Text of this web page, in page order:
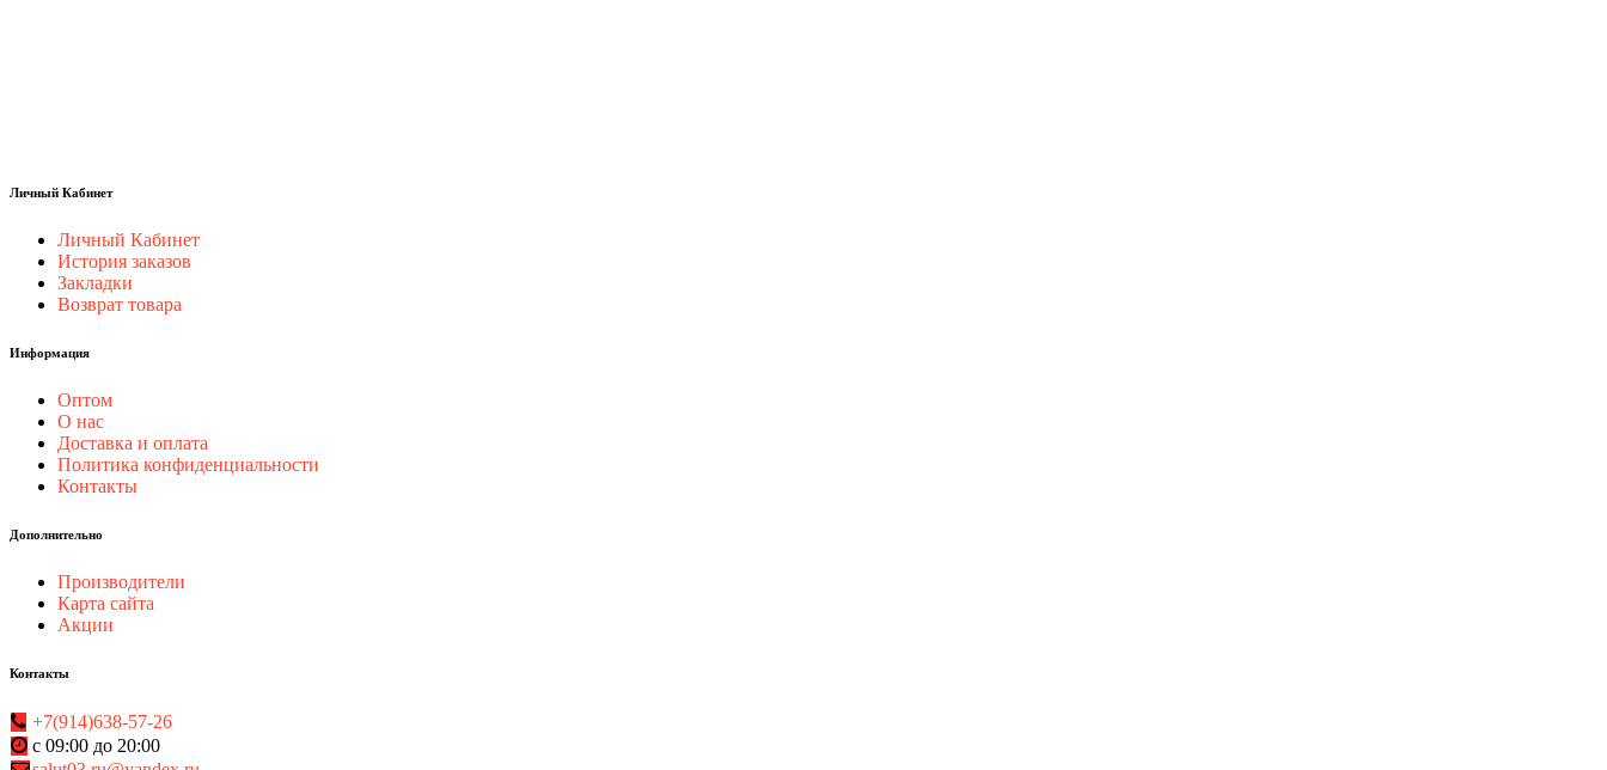
Личный Кабинет
Личный Кабинет
История заказов
Закладки
Возврат товара
Информация
Оптом
О нас
Доставка и оплата
Политика конфиденциальности
Контакты
Дополнительно
Производители
Карта сайта
Акции
Контакты
+7(914)638-57-26
с 09:00 до 20:00